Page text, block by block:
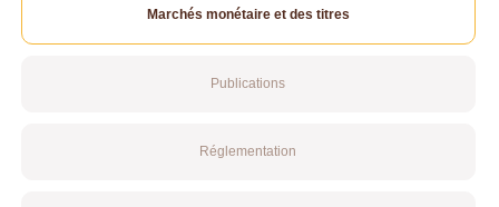
Marchés monétaire et des titres
Publications
Réglementation